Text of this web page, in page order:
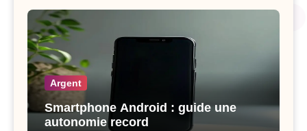
Argent
Smartphone Android : guide une
autonomie record